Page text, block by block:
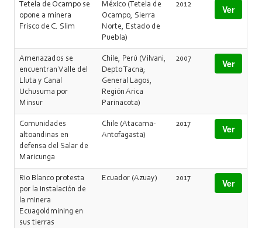
Tetela de Ocampo se
opone a minera
Frisco de C. Slim
México (Tetela de
Ocampo, Sierra
Norte, Estado de
Puebla)
2012 Ver
Amenazados se
encuentran Valle del
Lluta y Canal
Uchusuma por
Minsur
Chile, Perú (Vilvani,
Depto Tacna;
General Lagos,
Región Arica
Parinacota)
2007 Ver
Comunidades
altoandinas en
defensa del Salar de
Maricunga
Chile (Atacama-
Antofagasta)
2017 Ver
Rio Blanco protesta
por la instalación de
la minera
Ecuagoldmining en
sus tierras
Ecuador (Azuay) 2017 Ver